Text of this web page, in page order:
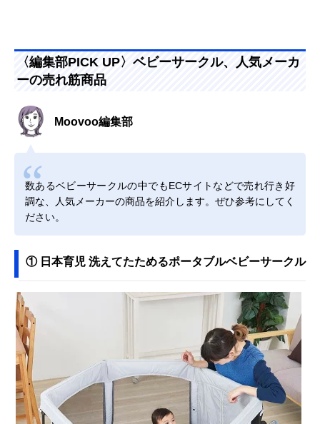
〈編集部PICK UP〉ベビーサークル、人気メーカ
ーの売れ筋商品
Moovoo編集部
数あるベビーサークルの中でもECサイトなどで売れ行き好
調な、人気メーカーの商品を紹介します。ぜひ参考にしてく
ださい。
① 日本育児 洗えてたためるポータブルベビーサークル